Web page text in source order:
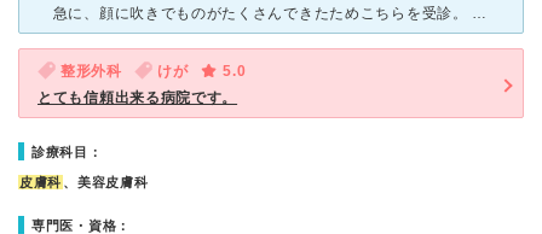
急に、顔に吹きでものがたくさんできたためこちらを受診。 その日は大学病院の先生(女性の先生)が担当したくださったが、問診と触診の後で塗り薬を処方された。塗り薬を指示通り塗布したら、しばらくして発疹
整形外科 けが
5.0
とても信頼出来る病院です。
診療科目：
皮膚科 、美容皮膚科
専門医・資格：